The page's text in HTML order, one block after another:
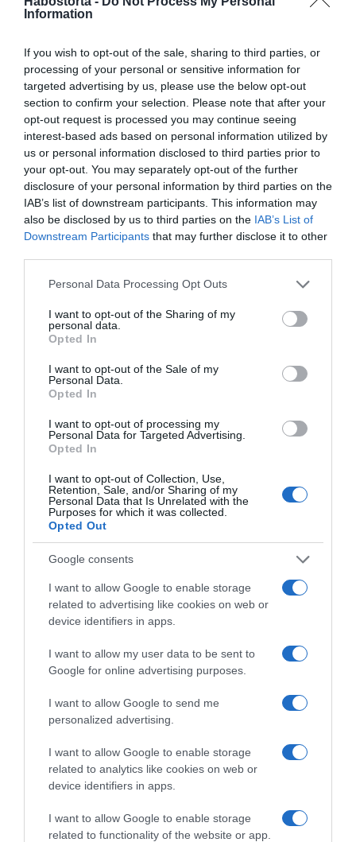
Information
If you wish to opt-out of the sale, sharing to third parties, or
processing of your personal or sensitive information for
targeted advertising by us, please use the below opt-out
section to confirm your selection. Please note that after your
opt-out request is processed you may continue seeing
interest-based ads based on personal information utilized by
us or personal information disclosed to third parties prior to
your opt-out. You may separately opt-out of the further
disclosure of your personal information by third parties on the
IAB’s list of downstream participants. This information may
also be disclosed by us to third parties on the IAB’s List of
Downstream Participants that may further disclose it to other
Please note that this website/app uses one or more Google
not limited to your visit or usage behaviour. You may click to
grant or deny consent to Google and its third-party tags to
use your data for below specified purposes in below Google
consent section.
Personal Data Processing Opt Outs
I want to opt-out of the Sharing of my
personal data.
Opted In
I want to opt-out of the Sale of my
Personal Data.
Opted In
I want to opt-out of processing my
Personal Data for Targeted Advertising.
Opted In
I want to opt-out of Collection, Use,
Retention, Sale, and/or Sharing of my
Personal Data that Is Unrelated with the
Purposes for which it was collected.
Opted Out
Google consents
I want to allow Google to enable storage
related to advertising like cookies on web or
device identifiers in apps.
I want to allow my user data to be sent to
Google for online advertising purposes.
I want to allow Google to send me
personalized advertising.
I want to allow Google to enable storage
related to analytics like cookies on web or
device identifiers in apps.
I want to allow Google to enable storage
related to functionality of the website or app.
állag eléréséhez.
3. Keverd össze: Mixerrel, kézzel vagy blenderrel keverd
össze a burgonyát és a tejet, hogy levegővel gazdagítsd a
keveréket. Ettől a püré könnyebb és világosabb lesz.
Miért működik ez a módszer?
A forró tej és a levegő hozzáadása nemcsak az állagot
javítja, hanem az ízt is gazdagítja. A víz felitatása pedig
segít abban, hogy a püré ne legyen vizes, hanem
tökéletesen krémes legyen. Ez a technika egyszerű, de
látványosan javítja az otthoni krumplipüré minőségét.
Ha szeretnéd lenyűgözni a családodat vagy vendégeidet,
étteremben készült volna!
Megosztás: Facebook Pinterest
Címkék: recept, tipp,krumplipüré
2026-08-07.
Túlzott félelem a közös jövőtől – hogyan kerüld el egy új
párkapcsolatban?